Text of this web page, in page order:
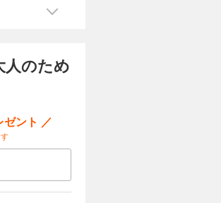
人のため
ゼント ／